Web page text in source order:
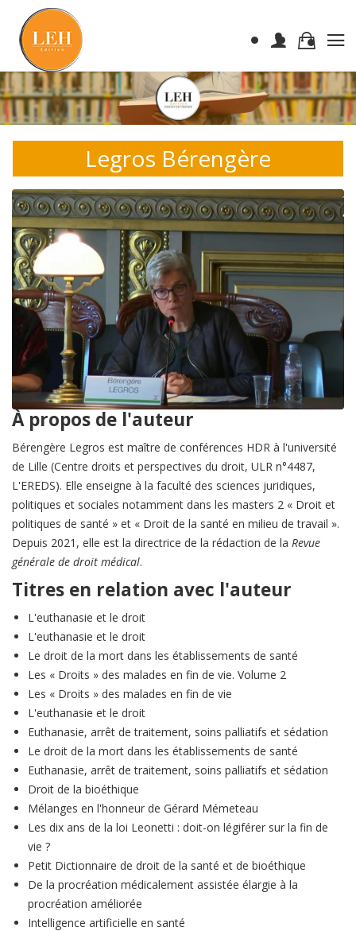
Legros Bérengère
À propos de l'auteur
Bérengère Legros est maître de conférences HDR à l'université
de Lille (Centre droits et perspectives du droit, ULR n°4487,
L'EREDS). Elle enseigne à la faculté des sciences juridiques,
politiques et sociales notamment dans les masters 2 « Droit et
politiques de santé » et « Droit de la santé en milieu de travail ».
Depuis 2021, elle est la directrice de la rédaction de la Revue
générale de droit médical.
Titres en relation avec l'auteur
L'euthanasie et le droit
L'euthanasie et le droit
Le droit de la mort dans les établissements de santé
Les « Droits » des malades en fin de vie. Volume 2
Les « Droits » des malades en fin de vie
L'euthanasie et le droit
Euthanasie, arrêt de traitement, soins palliatifs et sédation
Le droit de la mort dans les établissements de santé
Euthanasie, arrêt de traitement, soins palliatifs et sédation
Droit de la bioéthique
Mélanges en l'honneur de Gérard Mémeteau
Les dix ans de la loi Leonetti : doit-on légiférer sur la fin de
vie ?
Petit Dictionnaire de droit de la santé et de bioéthique
De la procréation médicalement assistée élargie à la
procréation améliorée
Intelligence artificielle en santé